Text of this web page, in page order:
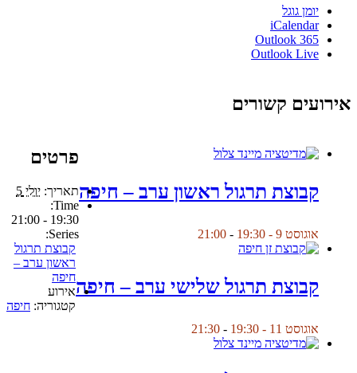
יומן גוגל
iCalendar
Outlook 365
Outlook Live
אירועים קשורים
קבוצת תרגול ראשון ערב – חיפה
אוגוסט 9 - 19:30 -
21:00
קבוצת תרגול שלישי ערב – חיפה
אוגוסט 11 - 19:30 -
21:30
פרטים
תאריך: יולי 5
Time:
19:30 - 21:00
Series:
קבוצת תרגול
ראשון ערב –
חיפה
אירוע
קטגוריה: חיפה